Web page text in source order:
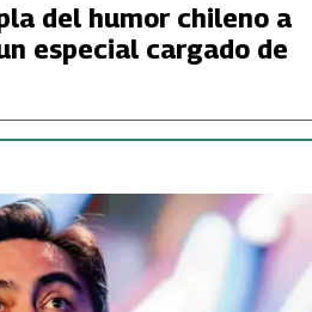
del humor chileno a
especial cargado de